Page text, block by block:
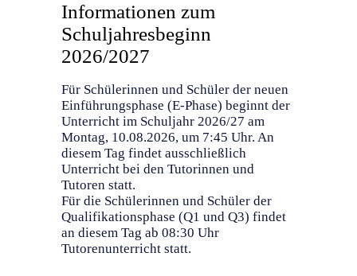
Informationen zum
Schuljahresbeginn
2026/2027
Für Schülerinnen und Schüler der neuen
Einführungsphase (E-Phase) beginnt der
Unterricht im Schuljahr 2026/27 am
Montag, 10.08.2026, um 7:45 Uhr. An
diesem Tag findet ausschließlich
Unterricht bei den Tutorinnen und
Tutoren statt.
Für die Schülerinnen und Schüler der
Qualifikationsphase (Q1 und Q3) findet
an diesem Tag ab 08:30 Uhr
Tutorenunterricht statt.